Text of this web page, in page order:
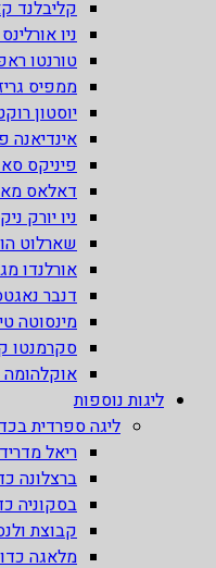
קליבלנד
ניו
טורנטו
ממפיס
יוסטון
אינדיאנה
פיניקס
דאלאס
ניו יורק
שארלוט
אורלנדו
דנבר
מינסוטה
סקרמנטו
אוקלהומה
ליגות נוספות
ליגה ספרדית
ריאל
ברצלונה
בסקוניה
קבוצת
מלאגה